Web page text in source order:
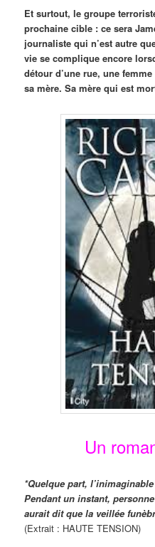
Et surtout, le groupe
prochaine cible : ce sera
journaliste qui n’est autre
vie se complique encore
détour d’une rue, une
sa mère. Sa mère qui est
Un
*Quelque part,
Pendant un instant,
aurait dit que la veillée
(Extrait : HAUTE TENSION)